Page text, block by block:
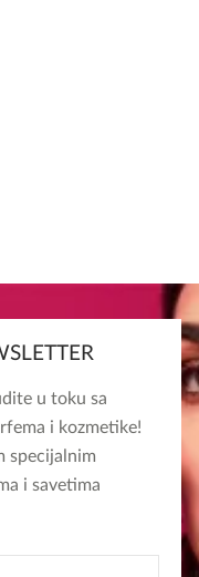
u toku sa
i kozmetike!
specijalnim
i savetima